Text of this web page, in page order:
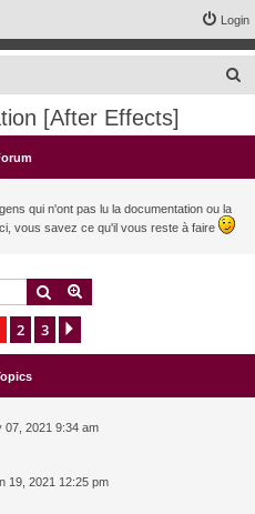
Login
c
[After Effects]
qui n'ont pas lu la documentation ou la
vous savez ce qu'il vous reste à faire
Search
2 3
07, 2021 9:34 am
19, 2021 12:25 pm